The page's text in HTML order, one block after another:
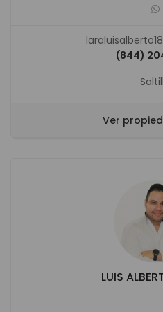
(844)
Ver
LUIS